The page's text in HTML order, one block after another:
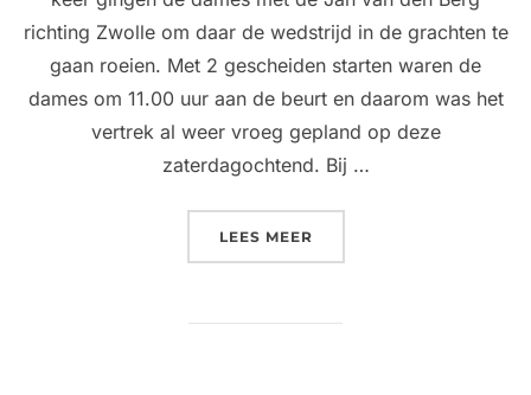
richting Zwolle om daar de wedstrijd in de grachten te
gaan roeien. Met 2 gescheiden starten waren de
dames om 11.00 uur aan de beurt en daarom was het
vertrek al weer vroeg gepland op deze
zaterdagochtend. Bij …
LEES MEER“ZWOLSEGRACHTEN